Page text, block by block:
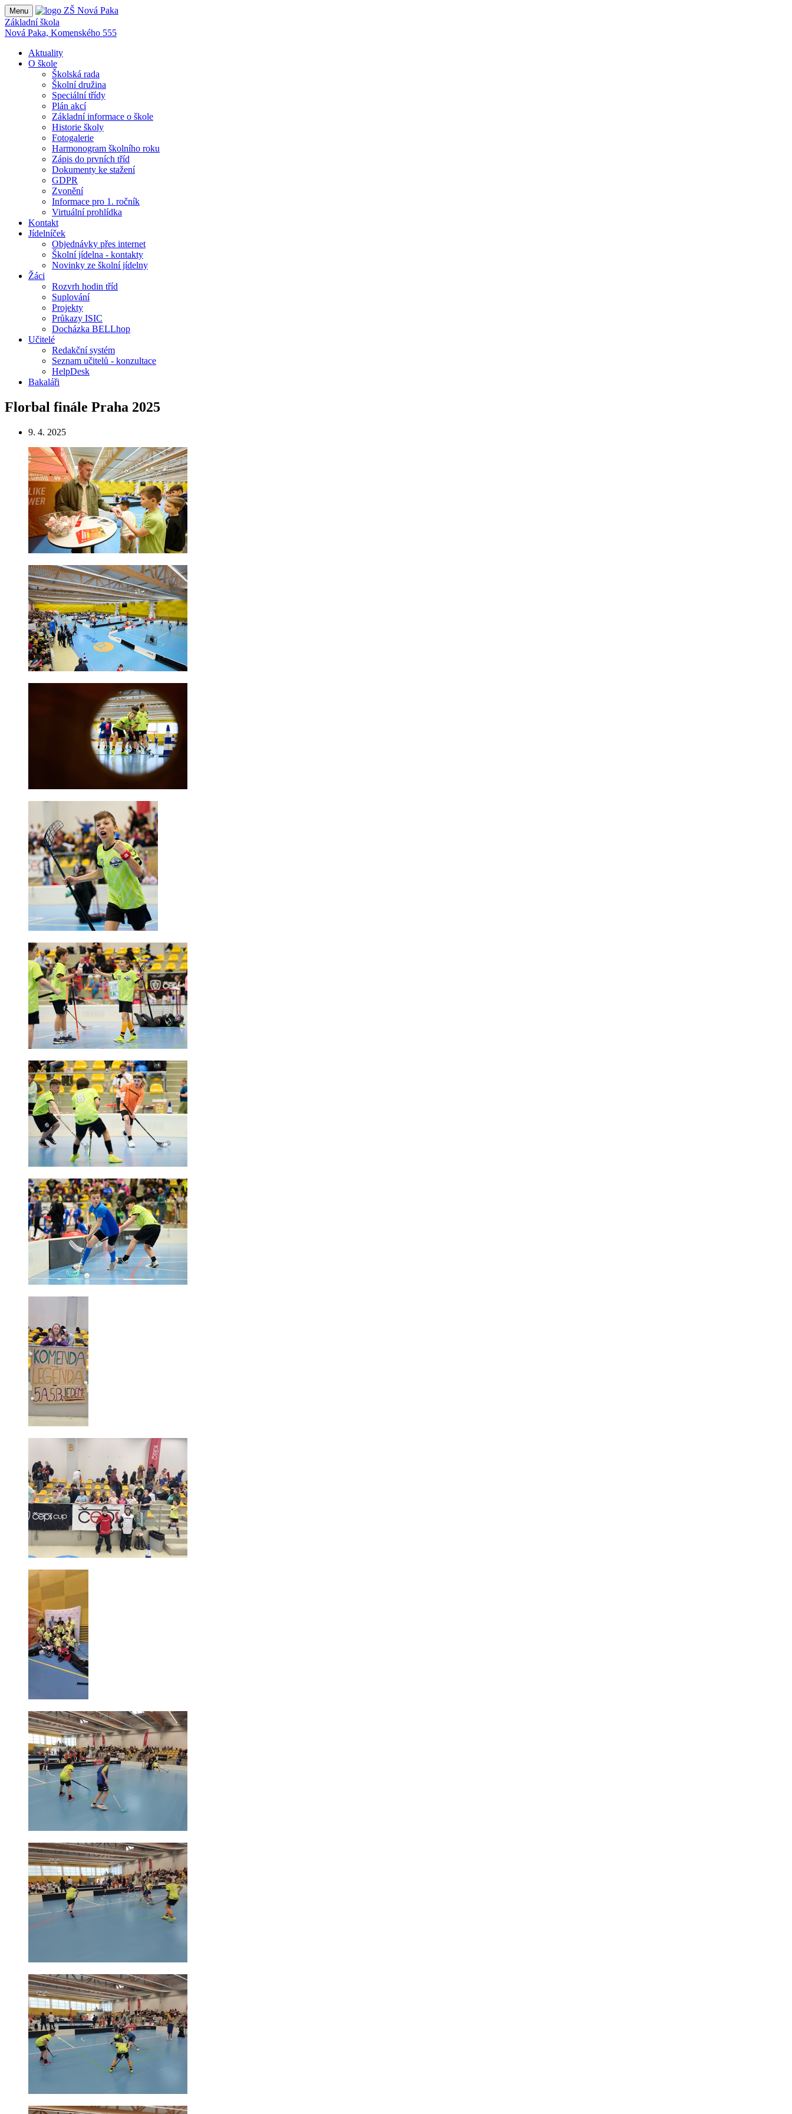
Menu
Základní škola
Nová Paka, Komenského 555
Aktuality
O škole
Školská rada
Školní družina
Speciální třídy
Plán akcí
Základní informace o škole
Historie školy
Fotogalerie
Harmonogram školního roku
Zápis do prvních tříd
Dokumenty ke stažení
GDPR
Zvonění
Informace pro 1. ročník
Virtuální prohlídka
Kontakt
Jídelníček
Objednávky přes internet
Školní jídelna - kontakty
Novinky ze školní jídelny
Žáci
Rozvrh hodin tříd
Suplování
Projekty
Průkazy ISIC
Docházka BELLhop
Učitelé
Redakční systém
Seznam učitelů - konzultace
HelpDesk
Bakaláři
Florbal finále Praha 2025
9. 4. 2025